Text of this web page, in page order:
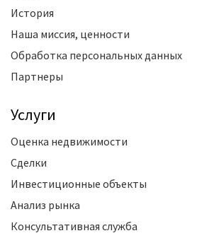
История
Наша миссия, ценности
Обработка персональных данных
Партнеры
Услуги
Оценка недвижимости
Сделки
Инвестиционные объекты
Анализ рынка
Консультативная служба